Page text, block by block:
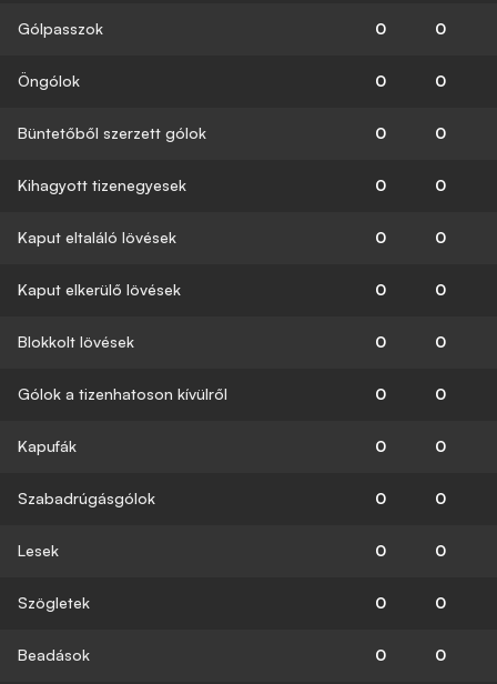
Gólpasszok 0 0
Öngólok 0 0
Büntetőből szerzett gólok 0 0
Kihagyott tizenegyesek 0 0
Kaput eltaláló lövések 0 0
Kaput elkerülő lövések 0 0
Blokkolt lövések 0 0
Gólok a tizenhatoson kívülről 0 0
Kapufák 0 0
Szabadrúgásgólok 0 0
Lesek 0 0
Szögletek 0 0
Beadások 0 0